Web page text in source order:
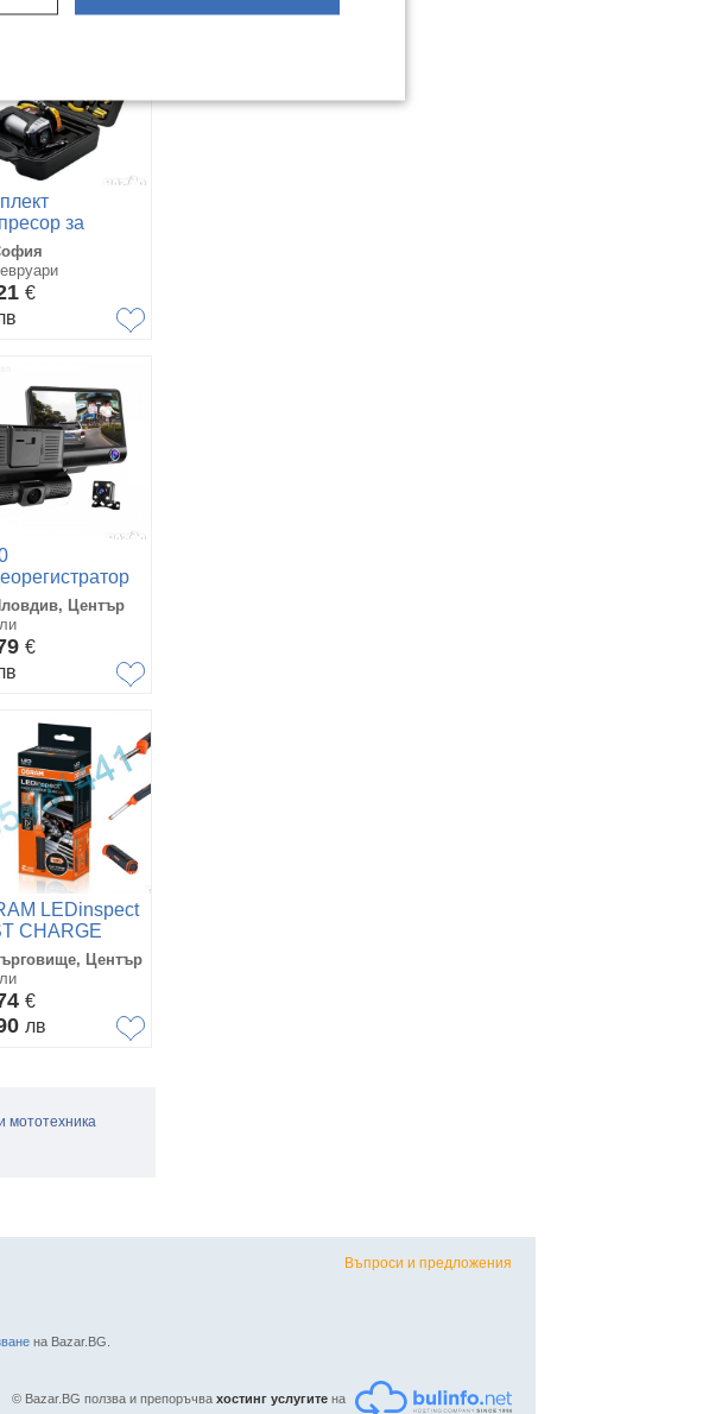
за
Automat,
с инструменти
на гуми
€
камери и
4" - задна
Център
€
LEDinspect
CHARGE
лампа
с Li-ion
Център
€
лв
мототехника
Въпроси и предложения
на Bazar.BG.
© Bazar.BG ползва и препоръчвахостинг услугите на